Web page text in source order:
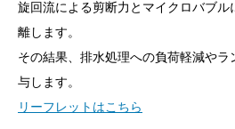
旋回流による剪断力とマイクロバブ
離します。
その結果、排水処理への負荷軽減や
与します。
リーフレットはこちら